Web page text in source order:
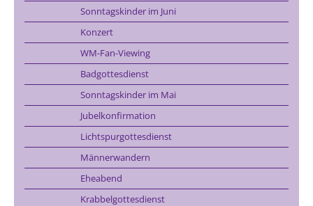
Sonntagskinder im Juni
Konzert
WM-Fan-Viewing
Badgottesdienst
Sonntagskinder im Mai
Jubelkonfirmation
Lichtspurgottesdienst
Männerwandern
Eheabend
Krabbelgottesdienst